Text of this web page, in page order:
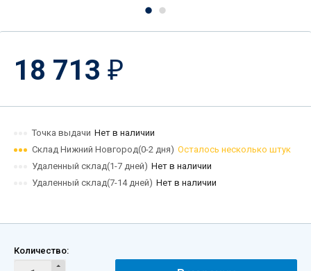
18 713 ₽
Точка выдачи Нет в наличии
Склад Нижний Новгород(0-2 дня) Осталось несколько штук
Удаленный склад(1-7 дней) Нет в наличии
Удаленный склад(7-14 дней) Нет в наличии
Количество: